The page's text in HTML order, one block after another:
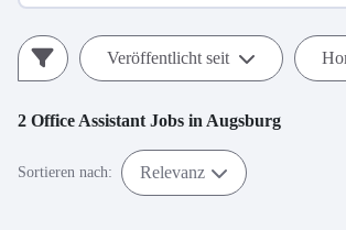
Veröffentlicht seit
2 Office Assistant Jobs in Augsburg
Sortieren nach: Relevanz